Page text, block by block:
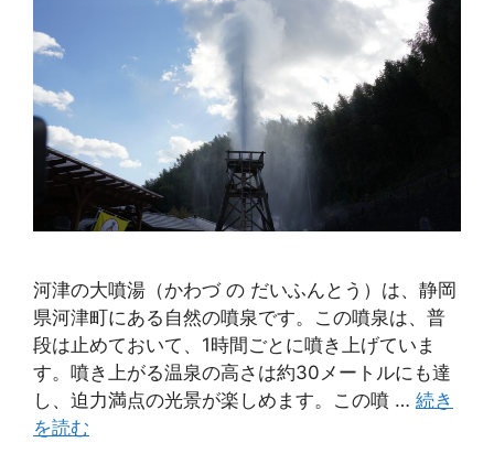
河津の大噴湯（かわづ の だいふんとう）は、静岡
県河津町にある自然の噴泉です。この噴泉は、普
段は止めておいて、1時間ごとに噴き上げていま
す。噴き上がる温泉の高さは約30メートルにも達
し、迫力満点の光景が楽しめます。この噴 … 続き
を読む